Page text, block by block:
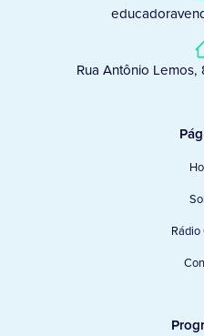
Rua Antônio Lemos,